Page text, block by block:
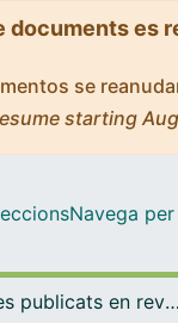
es
se
starting
Navega
Articles publicats en revistes (Física Quàntica i Astrofísica)